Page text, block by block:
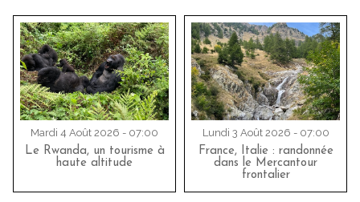
Mardi 4 Août 2026 - 07:00
Le Rwanda, un tourisme à
haute altitude
Lundi 3 Août 2026 - 07:00
France, Italie : randonnée
dans le Mercantour
frontalier